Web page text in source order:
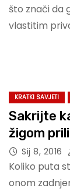
što znači da
vlastitim
KRATKI SAVJETI
Sakrijte
žigom
Sij 8, 2016
Koliko puta
onom